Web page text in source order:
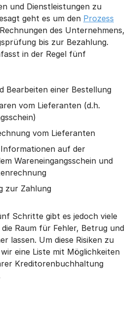
und Dienstleistungen zu
geht es um den Prozess
des Unternehmens,
bis zur Bezahlung.
in der Regel fünf
Bearbeiten einer Bestellung
vom Lieferanten (d.h.
vom Lieferanten
auf der
Wareneingangsschein und
zur Zahlung
Schritte gibt es jedoch viele
Raum für Fehler, Betrug und
lassen. Um diese Risiken zu
eine Liste mit Möglichkeiten
Kreditorenbuchhaltung